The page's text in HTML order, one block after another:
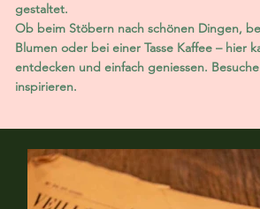
gestaltet.
Ob beim Stöbern nach schönen Dingen,
Blumen oder bei einer Tasse Kaffee – hier
entdecken und einfach geniessen.
inspirieren.